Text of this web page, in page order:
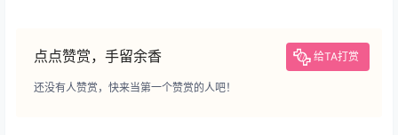
点点赞赏，手留余香 给TA打赏
还没有人赞赏，快来当第一个赞赏的人吧！